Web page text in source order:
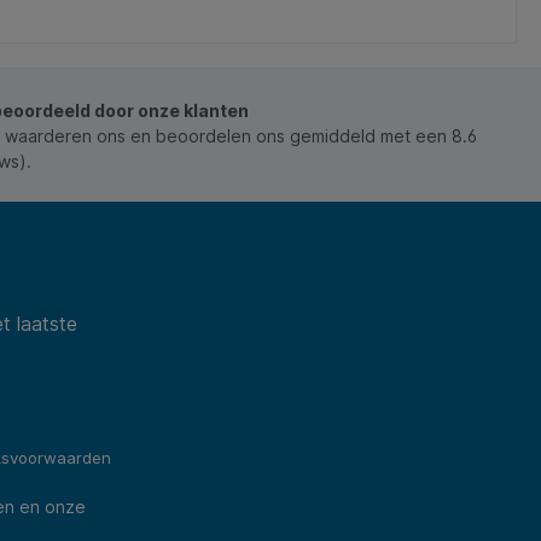
werkomgeving te creëren.
*Producteigenschappen;* Ergonomische verstelbare
voetensteun om een gezonde houding te
bevorderen en de bloedcirculatie te verbeteren
door je voeten en benen te ondersteunen.* Helpt
door onze klanten
waarderen ons en beoordelen ons gemiddeld met een 8.6
laatste
en onze